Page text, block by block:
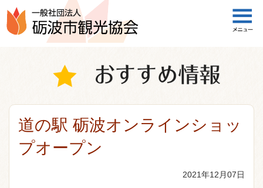
一般社団法人 砺波市観光協会
道の駅 砺波オンラインショッ
プオープン
2021年12月07日